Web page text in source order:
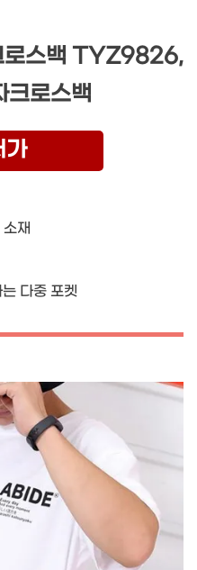
로스백 TYZ9826,
크로스백
가
재
다중 포켓